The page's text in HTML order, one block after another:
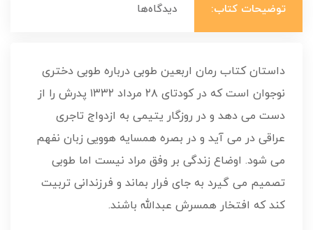
توضیحات کتاب: دیدگاه‌ها
داستان کتاب رمان اربعین طوبی درباره طوبی دختری
نوجوان است که در کودتای ۲۸ مرداد ۱۳۳۲ پدرش را از
دست می دهد و در روزگار یتیمی به ازدواج تاجری
عراقی در می آید و در بصره همسایه هوویی زبان نفهم
می شود. اوضاع زندگی بر وفق مراد نیست اما طوبی
تصمیم می گیرد به جای فرار بماند و فرزندانی تربیت
کند که افتخار همسرش عبدالله باشند.